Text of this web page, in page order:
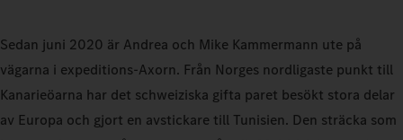
Sedan juni 2020 är Andrea och Mike Kammermann ute på
vägarna i expeditions‑Axorn. Från Norges nordligaste punkt till
Kanarieöarna har det schweiziska gifta paret besökt stora delar
av Europa och gjort en avstickare till Tunisien. Den sträcka som